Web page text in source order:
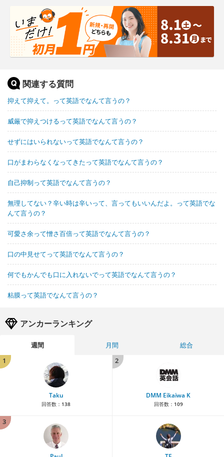
関連する質問
抑えて抑えて。って英語でなんて言うの？
威厳で抑えつけるって英語でなんて言うの？
せずにはいられないって英語でなんて言うの？
口がまわらなくなってきたって英語でなんて言うの？
自己抑制って英語でなんて言うの？
無理してない？辛い時は辛いって、言ってもいいんだよ。って英語でな
んて言うの？
可愛さ余って憎さ百倍って英語でなんて言うの？
口の中見せてって英語でなんて言うの？
何でもかんでも口に入れないでって英語でなんて言うの？
粘膜って英語でなんて言うの？
アンカーランキング
週間 月間
総合
1
Taku
回答数： 138
2
DMM Eikaiwa K
回答数： 109
3